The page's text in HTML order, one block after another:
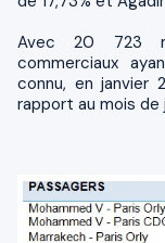
Avec 20 723
commerciaux
connu, en janvier
rapport au mois de